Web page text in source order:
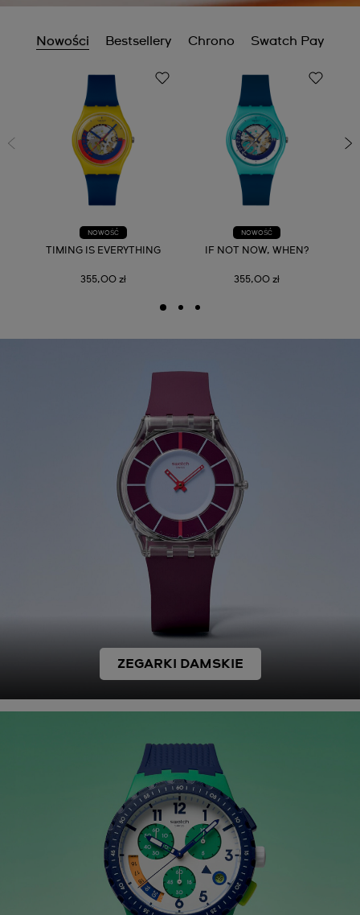
Nowości Bestsellery Chrono Swatch Pay
NOWOŚĆ
TIMING IS EVERYTHING
355,00 zł
NOWOŚĆ
IF NOT NOW, WHEN?
355,00 zł
ZEGARKI DAMSKIE